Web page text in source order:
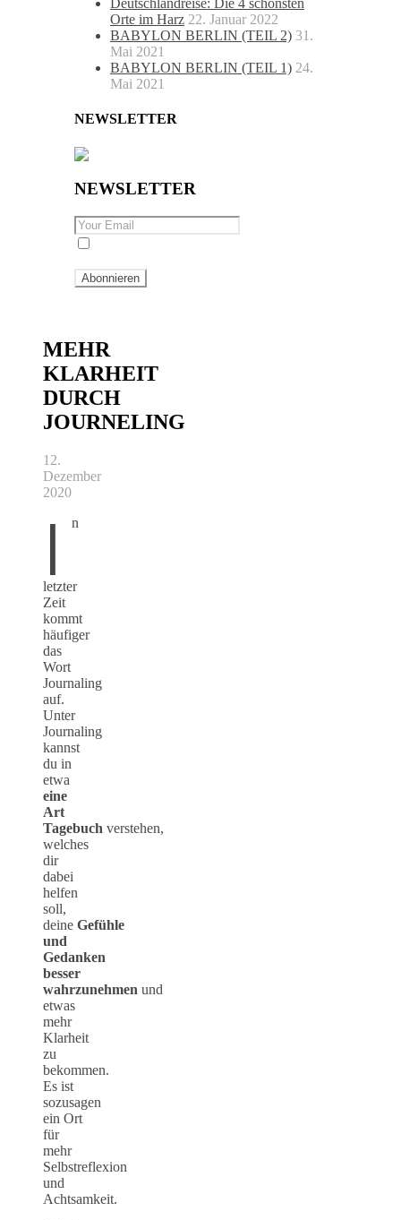
Deutschlandreise: Die 4 schönsten
Orte im Harz 22. Januar 2022
BABYLON BERLIN (TEIL 2) 31.
Mai 2021
BABYLON BERLIN (TEIL 1) 24.
Mai 2021
NEWSLETTER
NEWSLETTER
MEHR
KLARHEIT
DURCH
JOURNELING
12.
Dezember
2020
I n
letzter
Zeit
kommt
häufiger
das
Wort
Journaling
auf.
Unter
Journaling
kannst
du in
etwa
eine
Art
Tagebuch verstehen,
welches
dir
dabei
helfen
soll,
deine Gefühle
und
Gedanken
besser
wahrzunehmen und
etwas
mehr
Klarheit
zu
bekommen.
Es ist
sozusagen
ein Ort
für
mehr
Selbstreflexion
und
Achtsamkeit.